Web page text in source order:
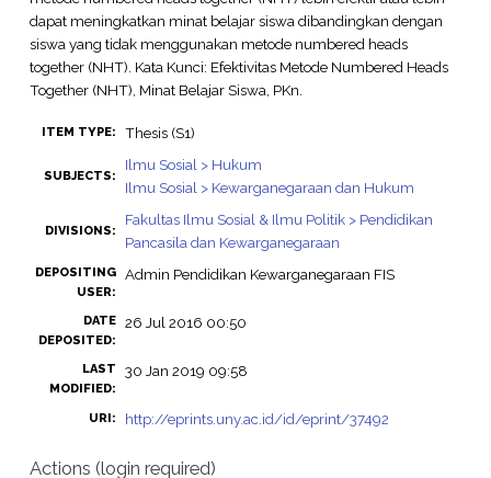
dapat meningkatkan minat belajar siswa dibandingkan dengan
siswa yang tidak menggunakan metode numbered heads
together (NHT). Kata Kunci: Efektivitas Metode Numbered Heads
Together (NHT), Minat Belajar Siswa, PKn.
ITEM TYPE: Thesis (S1)
SUBJECTS:
Ilmu Sosial > Hukum
Ilmu Sosial > Kewarganegaraan dan Hukum
DIVISIONS:
Fakultas Ilmu Sosial & Ilmu Politik > Pendidikan
Pancasila dan Kewarganegaraan
DEPOSITING
USER:
Admin Pendidikan Kewarganegaraan FIS
DATE
DEPOSITED:
26 Jul 2016 00:50
LAST
MODIFIED:
30 Jan 2019 09:58
URI: http://eprints.uny.ac.id/id/eprint/37492
Actions (login required)